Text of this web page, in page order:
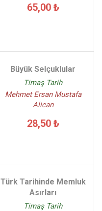
65,00 ₺
Büyük Selçuklular
Timaş Tarih
Mehmet Ersan Mustafa
Alican
28,50 ₺
Türk Tarihinde Memluk
Asırları
Timaş Tarih